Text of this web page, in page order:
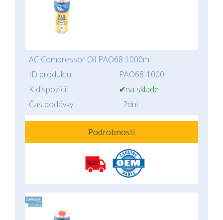
AC Compressor Oil PAO68 1000ml
ID produktu:
PAO68-1000
K dispozícii:
✔na sklade
Čas dodávky:
2dni
Podrobnosti